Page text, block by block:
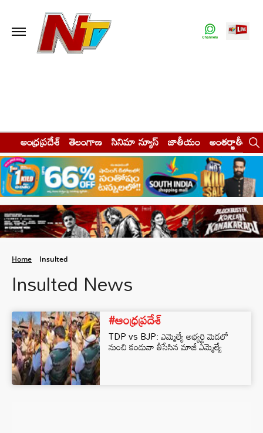
ఆంధ్రప్రదేశ్ తెలంగాణ సినిమా న్యూస్ జాతీయం అంతర్జాతీయం
Home Insulted
Insulted News
#ఆంధ్రప్రదేశ్
TDP vs BJP: ఎమ్మెల్యే అభ్యర్థి మెడలో
నుంచి కండువా తీసేసిన మాజీ ఎమ్మెల్యే